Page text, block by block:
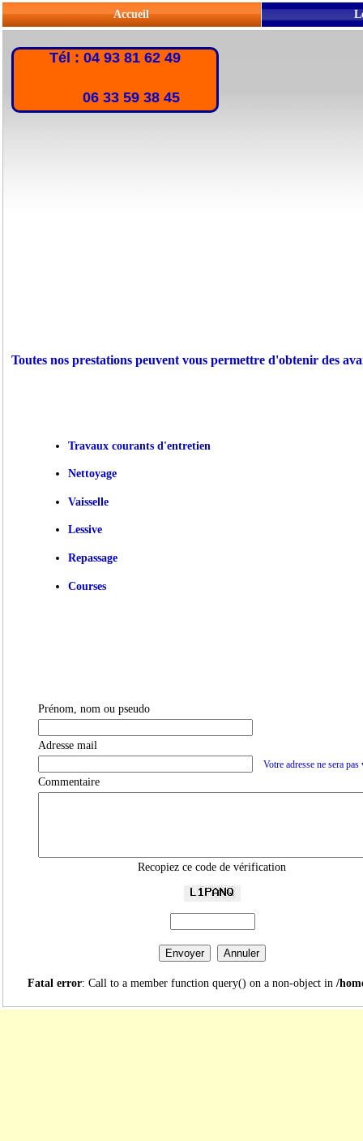
Accueil
Tél : 04 93 81 62 49
06 33 59 38 45
Toutes nos prestations peuvent vous permettre d'obtenir des
Travaux courants d'entretien
Nettoyage
Vaisselle
Lessive
Repassage
Courses
Prénom, nom ou pseudo
Adresse mail
Votre adresse ne sera
Commentaire
Recopiez ce code de vérification
Fatal error: Call to a member function query() on a non-object in /